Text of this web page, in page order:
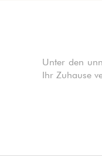
Unter den
Ihr Zuhause